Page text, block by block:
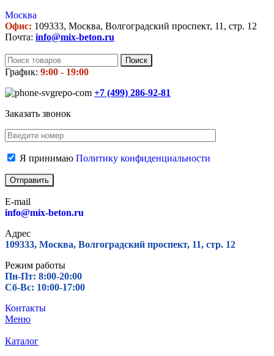
Москва
Офис: 109333, Москва, Волгоградский проспект, 11, стр. 12
Почта: info@mix-beton.ru
Поиск
График: 9:00 - 19:00
+7 (499) 286-92-81
Заказать звонок
Я принимаю Политику конфиденциальности
E-mail
info@mix-beton.ru
Адрес
109333, Москва, Волгоградский проспект, 11, стр. 12
Режим работы
Пн-Пт: 8:00-20:00
Сб-Вс: 10:00-17:00
Контакты
Меню
Каталог